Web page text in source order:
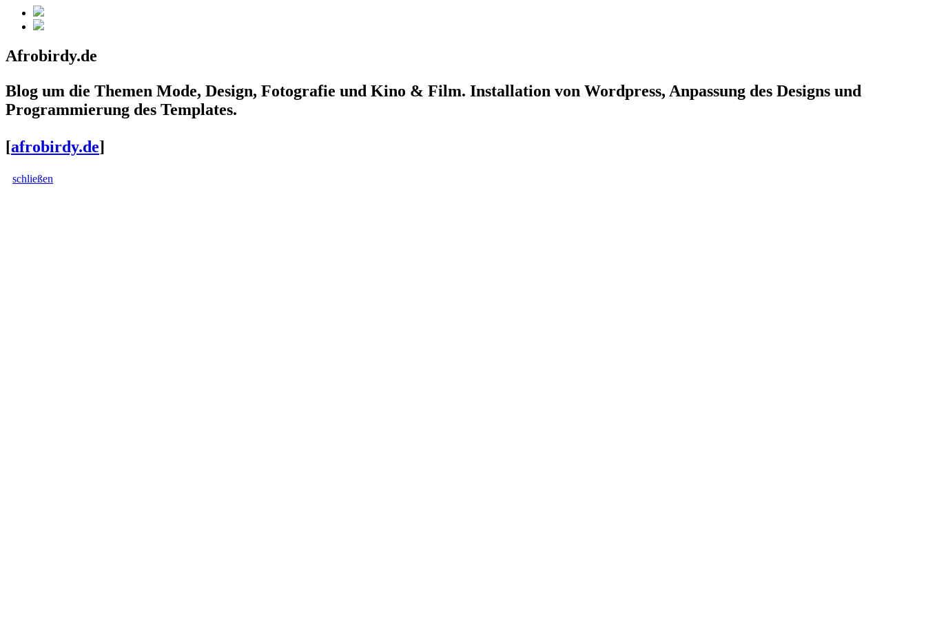
Afrobirdy.de
Blog um die Themen Mode, Design, Fotografie und Kino & Film. Installation von Wordpress, Anpassung des Designs und
Programmierung des Templates.
[afrobirdy.de]
schließen